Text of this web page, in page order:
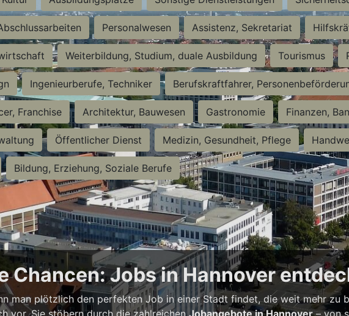
Personalwesen Assistenz, Sekretariat
Weiterbildung, Studium, duale Ausbildung Tourismus
Ingenieurberufe, Techniker Berufskraftfahrer,
Franchise Architektur, Bauwesen Gastronomie Finanzen,
Öffentlicher Dienst Medizin, Gesundheit, Pflege
Bildung, Erziehung, Soziale Berufe
Chancen: Jobs in Hannover
man plötzlich den perfekten Job in einer Stadt findet, die weit mehr zu